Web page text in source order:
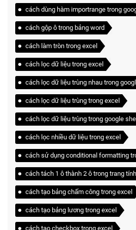
cách dùng hàm importrange trong
cách gộp ô trong bảng word
cách làm tròn trong excel
cách lọc dữ liệu trong excel
cách lọc dữ liệu trùng nhau trong
cách lọc dữ liệu trùng trong excel
cách lọc dữ liệu trùng trong google
cách lọc nhiều dữ liệu trong excel
cách sử dụng conditional formatting
cách tách 1 ô thành 2 ô trong trang tính
cách tạo bảng chấm công trong excel
cách tạo bảng lương trong excel
cách tạo checkbox trong excel